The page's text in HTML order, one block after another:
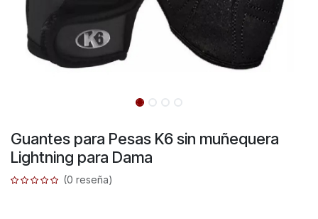
Guantes para Pesas K6 sin muñequera
Lightning para Dama
(0 reseña)